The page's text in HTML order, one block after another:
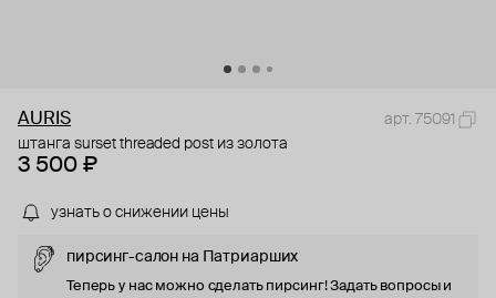
AURIS
арт. 75091
штанга surset threaded post из золота
3 500 ₽
узнать о снижении цены
пирсинг-салон на Патриарших
Теперь у нас можно сделать пирсинг! Задать вопросы и